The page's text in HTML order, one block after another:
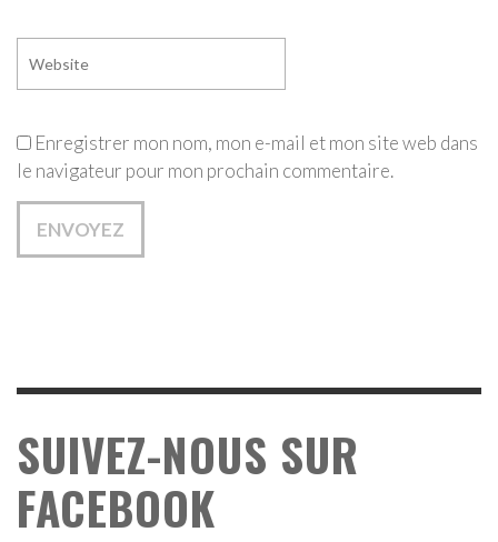
Enregistrer mon nom, mon e-mail et mon site web dans
le navigateur pour mon prochain commentaire.
SUIVEZ-NOUS SUR
FACEBOOK